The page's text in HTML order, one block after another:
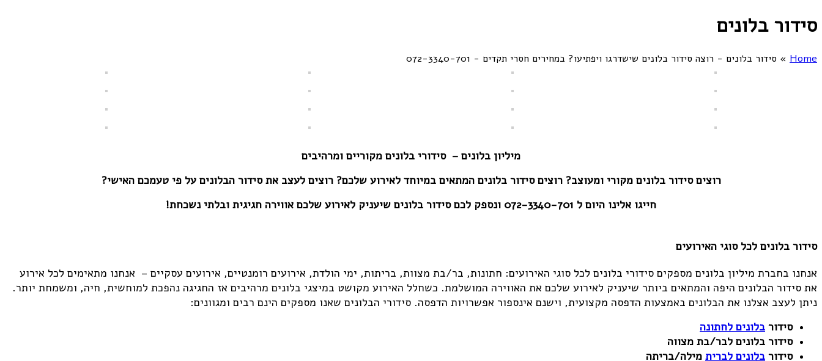
סידור בלונים
Home
» סידור בלונים - רוצה סידור בלונים שישדרגו ויפתיעו? במחירים חסרי תקדים - 072-3340-701
מיליון בלונים – סידורי בלונים מקוריים ומרהיבים
רוצים סידור בלונים מקורי ומעוצב? רוצים סידור בלונים המתאים במיוחד לאירוע שלכם? רוצים לעצב את סידור הבלונים על פי טעמכם האישי?
חייגו אלינו היום ל 072-3340-701 ונספק לכם סידור בלונים שיעניק לאירוע שלכם אווירה חגיגית ובלתי נשכחת!
סידור בלונים לכל סוגי האירועים
אנחנו בחברת מיליון בלונים מספקים סידורי בלונים לכל סוגי האירועים: חתונות, בר/בת מצוות, בריתות, ימי הולדת, אירועים רומנטיים, אירועים עסקיים – אנחנו מתאימים לכל אירוע
את סידור הבלונים היפה והמתאים ביותר שיעניק לאירוע שלכם את האווירה המושלמת. כשחלל האירוע מקושט במיצגי בלונים מרהיבים אז החגיגה נהפכת למוחשית, חיה, ומשמחת יותר.
ניתן לעצב אצלנו את הבלונים באמצעות הדפסה מקצועית, וישנם אינספור אפשרויות הדפסה. סידורי הבלונים שאנו מספקים הינם רבים ומגוונים:
סידור בלונים לחתונה
סידור בלונים לבר/בת מצווה
סידור בלונים לברית מילה/בריתה